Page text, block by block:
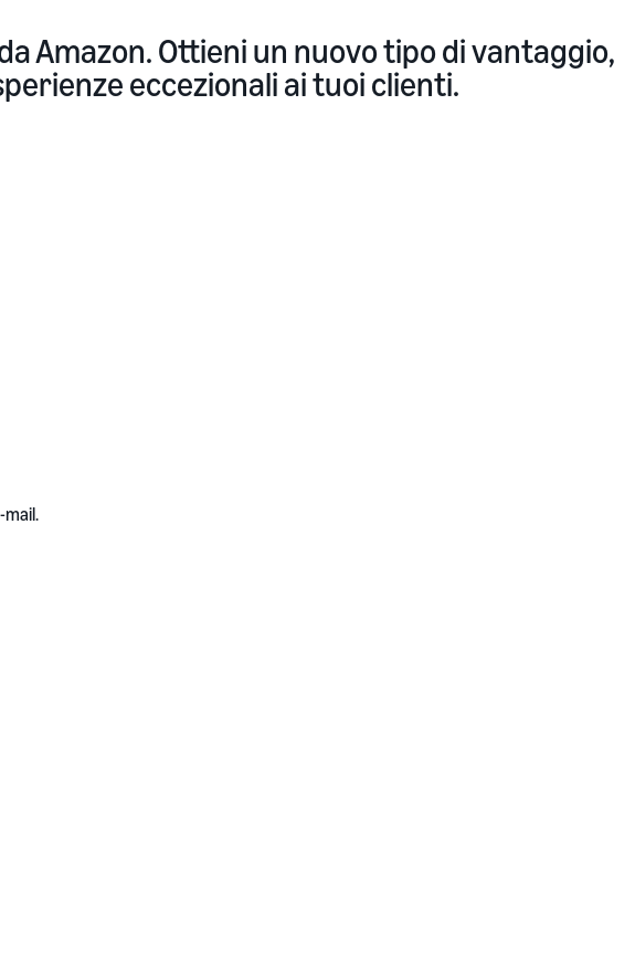
Amazon. Ottieni un nuovo tipo di vantaggio,
eccezionali ai tuoi clienti.
mail.